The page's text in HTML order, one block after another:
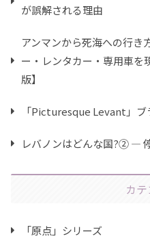
が誤解される理由
アンマンから死海への行
ー・レンタカー・専用車を
版】
「Picturesque Levant」
レバノンはどんな国?② ―
カ
「原点」シリーズ